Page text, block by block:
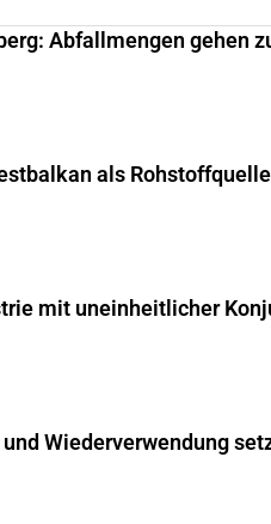
Abfallmengen gehen
als Rohstoffquelle
mit uneinheitlicher
Wiederverwendung